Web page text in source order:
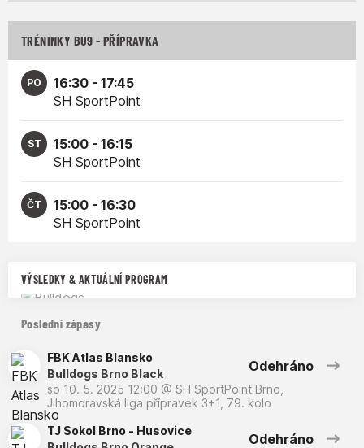
TRÉNINKY BU9 - PŘÍPRAVKA
PO
16:30 - 17:45
SH SportPoint
ST
15:00 - 16:15
SH SportPoint
ČT
15:00 - 16:30
SH SportPoint
VÝSLEDKY & AKTUÁLNÍ PROGRAM
Poslední zápasy
FBK Atlas Blansko
Bulldogs Brno Black
Odehráno
so 10. 5. 2025 12:00 @ SH SportPoint Brno
Jihomoravská liga přípravek 3+1, 79. kolo
TJ Sokol Brno - Husovice
Odehráno